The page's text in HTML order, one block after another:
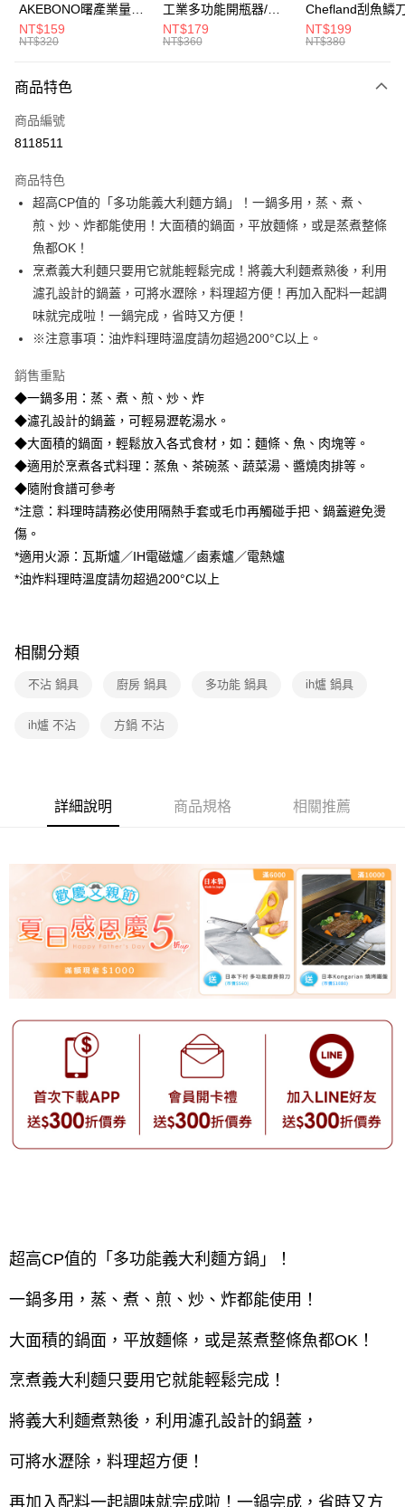
大哥付你分期
相關說明
2.付款方式選擇「大哥付你分期」，訂單成立後會自動跳轉到大哥付的交易
成交易。
3.實際核准額度、可分期數及費用金額請依後續交易確認頁面所載為準。
消。如遇「轉專審核」未通過狀況，表示未達大哥付你分期系統評分，恕無
法說明評估內容。
【繳款方式說明】
1.分期款項不併入電信帳單，「大哥付你分期」於每月結算日後寄送繳費提
2.透過簡訊連結打開帳單後，可選擇「超商條碼／台灣大直營門市／銀行轉
帳／街口支付／iPASS MONEY」等通路繳費。
【注意事項】
1.本服務係由「台灣大哥大股份有限公司」（以下簡稱本公司）所提供，讓
用戶於交易時，得透過本服務購買商品或服務，並由商店將買賣／分期付款
2.基於同意付款使用「大哥付你分期」之契約關係目的，商店將以您的個人
資料（包含姓名、電話或地址）提供予台灣大哥大進項蒐集、處理及利用，
由本公司與您本人進行分期帳單所需資料之確認、核對及更正。
3.完整用戶服務條款，請詳閱以下連結：https://oppay.tw/userRule
運送方式
宅配【父親節大回饋】限時$299免運
AKEBONO曙產業量米
杯漏斗組(白)/量米杯/
米桶/量米用具/任二件8
NT$159
NT$320
工業多功能開瓶器/開
瓶器/餐廚用品/料理道
具/任二件8折
NT$179
NT$360
Chefland刮魚鱗
魚鱗器/廚房用品/
道具/任二件8折
NT$199
NT$380
商品特色
商品編號
8118511
商品特色
超高CP值的「多功能義大利麵方鍋」！一鍋多用，蒸、煮、
煎、炒、炸都能使用！大面積的鍋面，平放麵條，或是蒸煮整條
魚都OK！
烹煮義大利麵只要用它就能輕鬆完成！將義大利麵煮熟後，利用
濾孔設計的鍋蓋，可將水瀝除，料理超方便！再加入配料一起調
味就完成啦！一鍋完成，省時又方便！
※注意事項：油炸料理時溫度請勿超過200°C以上。
銷售重點
◆一鍋多用：蒸、煮、煎、炒、炸
◆濾孔設計的鍋蓋，可輕易瀝乾湯水。
◆大面積的鍋面，輕鬆放入各式食材，如：麵條、魚、肉塊等。
◆適用於烹煮各式料理：蒸魚、茶碗蒸、蔬菜湯、醬燒肉排等。
◆隨附食譜可參考
*注意：料理時請務必使用隔熱手套或毛巾再觸碰手把、鍋蓋避免燙
傷。
*適用火源：瓦斯爐／IH電磁爐／鹵素爐／電熱爐
*油炸料理時溫度請勿超過200°C以上
相關分類
不沾 鍋具 廚房 鍋具 多功能 鍋具 ih爐 鍋具
ih爐 不沾 方鍋 不沾
詳細說明 商品規格 相關推薦
超高CP值的「多功能義大利麵方鍋」！
一鍋多用，蒸、煮、煎、炒、炸都能使用！
大面積的鍋面，平放麵條，或是蒸煮整條魚都OK！
烹煮義大利麵只要用它就能輕鬆完成！
將義大利麵煮熟後，利用濾孔設計的鍋蓋，
可將水瀝除，料理超方便！
再加入配料一起調味就完成啦！一鍋完成，省時又方